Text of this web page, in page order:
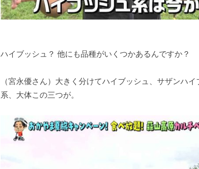
ハイブッシュ？ 他にも品種がいくつかあるんですか？
（宮永優さん）大きく分けてハイブッシュ、サザンハ
系、大体この三つが。